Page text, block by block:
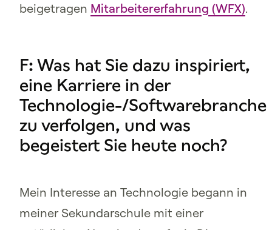
beigetragen Mitarbeitererfahrung (WFX).
F: Was hat Sie dazu inspiriert,
eine Karriere in der
Technologie-/Softwarebranche
zu verfolgen, und was
begeistert Sie heute noch?
Mein Interesse an Technologie begann in
meiner Sekundarschule mit einer